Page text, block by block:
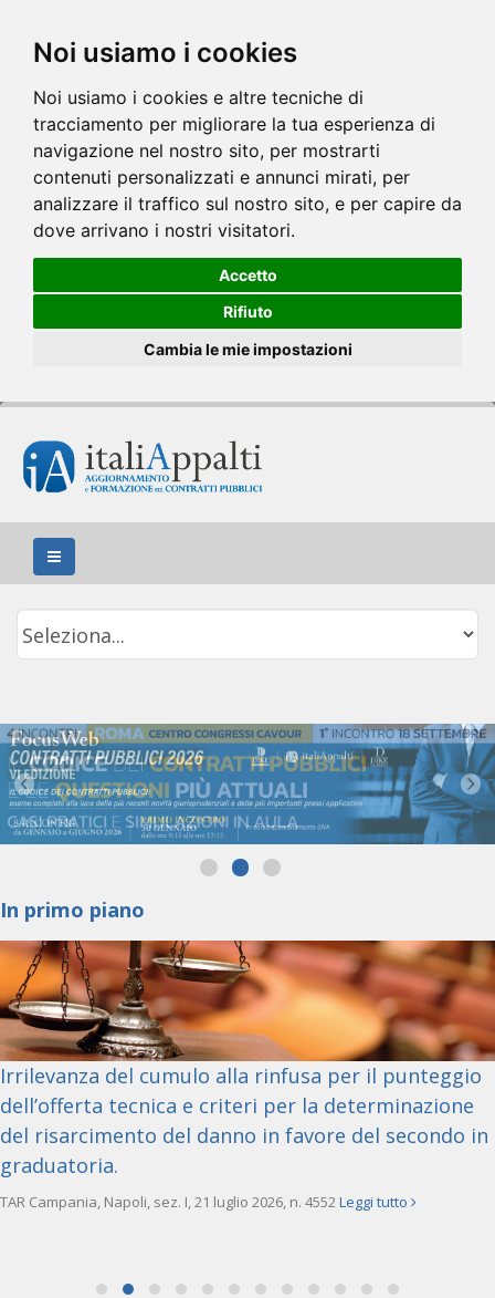
Noi usiamo i cookies
Noi usiamo i cookies e altre tecniche di
tracciamento per migliorare la tua esperienza di
navigazione nel nostro sito, per mostrarti
contenuti personalizzati e annunci mirati, per
analizzare il traffico sul nostro sito, e per capire da
dove arrivano i nostri visitatori.
Accetto
Rifiuto
Cambia le mie impostazioni
In primo piano
Irrilevanza del cumulo alla rinfusa per il punteggio
dell’offerta tecnica e criteri per la determinazione
del risarcimento del danno in favore del secondo in
graduatoria.
TAR Campania, Napoli, sez. I, 21 luglio 2026, n. 4552 Leggi tutto